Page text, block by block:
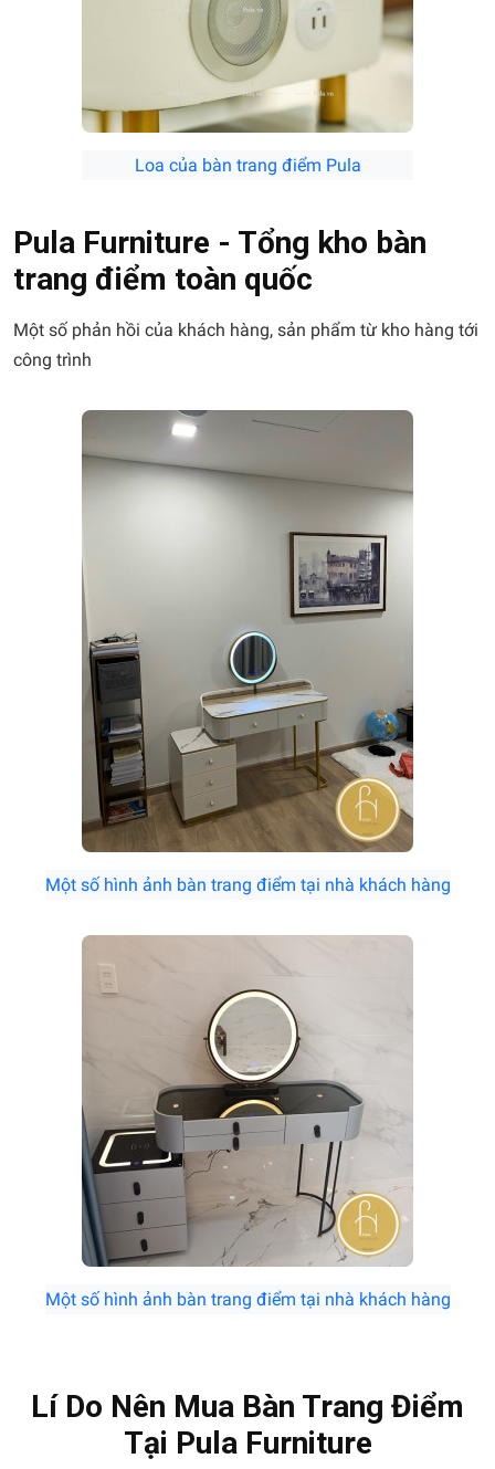
Loa của bàn trang điểm Pula
Pula Furniture - Tổng kho bàn
trang điểm toàn quốc
Một số phản hồi của khách hàng, sản phẩm từ kho hàng tới
công trình
Một số hình ảnh bàn trang điểm tại nhà khách hàng
Một số hình ảnh bàn trang điểm tại nhà khách hàng
Lí Do Nên Mua Bàn Trang Điểm
Tại Pula Furniture